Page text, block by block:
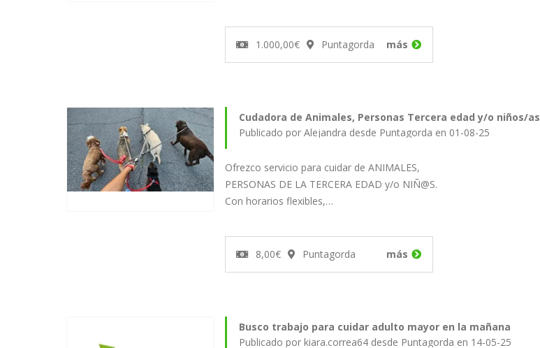
1.000,00€ Puntagorda más
Cudadora de Animales, Personas Tercera edad y/o niños/as
Publicado por Alejandra desde Puntagorda en 01-08-25
Ofrezco servicio para cuidar de ANIMALES,
PERSONAS DE LA TERCERA EDAD y/o NIÑ@S.
Con horarios flexibles,…
8,00€ Puntagorda más
Busco trabajo para cuidar adulto mayor en la mañana
Publicado por kiara.correa64 desde Puntagorda en 14-05-25